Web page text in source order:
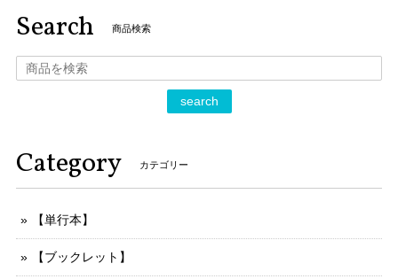
Search 商品検索
search
Category カテゴリー
【単行本】
【ブックレット】